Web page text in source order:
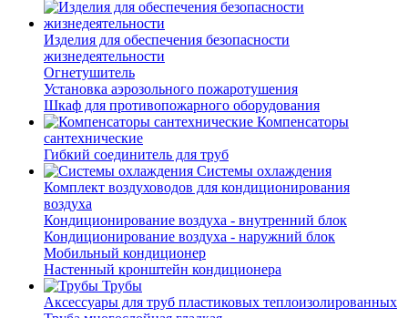
Изделия для обеспечения безопасности
жизнедеятельности
Огнетушитель
Установка аэрозольного пожаротушения
Шкаф для противопожарного оборудования
Компенсаторы
сантехнические
Гибкий соединитель для труб
Системы охлаждения
Комплект воздуховодов для кондиционирования
воздуха
Кондиционирование воздуха - внутренний блок
Кондиционирование воздуха - наружний блок
Мобильный кондиционер
Настенный кронштейн кондиционера
Трубы
Аксессуары для труб пластиковых теплоизолированных